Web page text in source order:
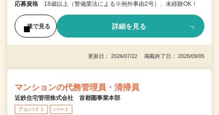
応募資格 18歳以上（警備業法による※例外事由2号）、未経験OK！
後で見る 詳細を見る
更新日： 2026/07/22 掲載終了日： 2026/09/05
マンションの代務管理員・清掃員
近鉄住宅管理株式会社 首都圏事業本部
アルバイト パート